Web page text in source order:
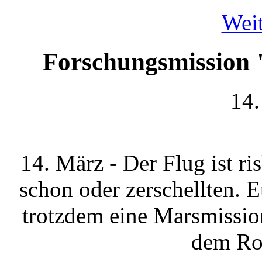
14. März - Der Flug ist
schon oder zerschellten.
trotzdem eine
dem